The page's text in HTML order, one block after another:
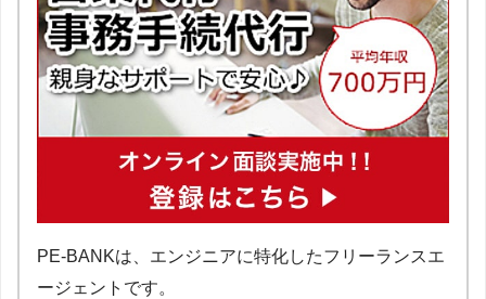
PE-BANKは、エンジニアに特化したフリーランスエ
ージェントです。